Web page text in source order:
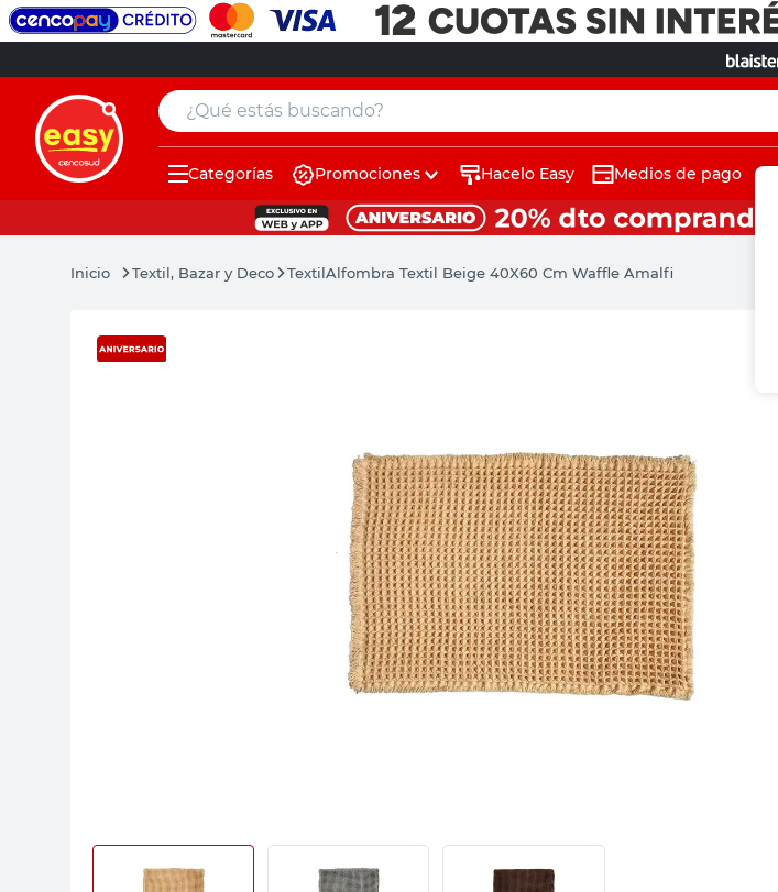
¿Qué estás buscando?
Categorías Promociones Hacelo Easy Medios de pago
Textil, Bazar y Deco TextilAlfombra Textil Beige 40X60 Cm Waffle Amalfi
muebles